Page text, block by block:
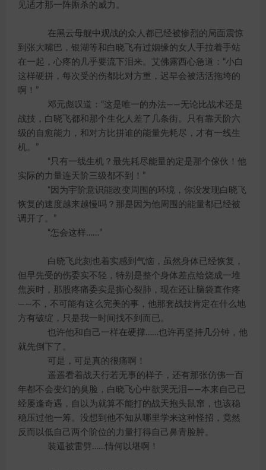
见适才那一阵厮杀的威力。
在黑云母舰中观战的众人都已经被惨烈的局面震惊
到张大嘴巴，银湖等和白晓飞有过姻缘的女人手拉着手站
在一起，心疼的几乎要流下泪来。艾佛露西心急道：“小白
这样硬拼，每次受的伤都比对方重，迟早会被活活拖垮的
啊！”
邓元彪叹道：“这是唯一的办法——无论比战术还是
战技，白晓飞都和那个生化人差了几条街。只有靠天阶六
级的自愈能力，和对方比拼谁的能量先耗尽，才有一线生
机。”
“只有一线生机？最先耗尽能量的定是那个傢伙！他
实际的力量连天阶三级都不到！”
“因为宇阶意识能改变周围的环境，你没发现白晓飞
恢复的速度越来越慢吗？那是因为他周围的能量都已经被
调开了。”
“怎会这样……”
白晓飞此刻也着实感到气恼，虽然身体已经恢复，
但早先受的伤委实不轻，特别是整个身体差点给烧成一堆
焦炭时，那股疼痛委实是撕心裂肺，现在还让脑袋直作疼
——不，不可能有这么完美的事，他那套战技肯定在什么地
方有破绽，只是我一时间找不到而已。
也许他和自己一样在硬撑……也许再坚持几分钟，他
就先倒下了。
可是，可是真的很痛啊！
遥遥看着战天行若无事的样子，还有那张仿佛一百
年都不会变幻的臭脸，白晓飞心中欲哭无泪——本来自己已
经屡逢奇遇，自以为就算不能打的战天抱头鼠窜，也该稳
稳压过他一筹。没想到他不知从哪里学来这种怪招，竟然
反而以低自己两个阶位的力量打得自己鼻青脸肿。
装逼被雷劈……情何以堪啊！